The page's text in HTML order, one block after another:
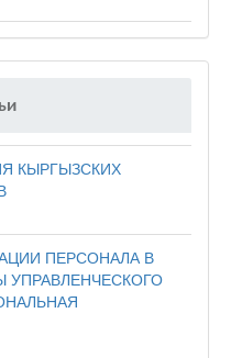
КЫРГЫЗСКИХ
ПЕРСОНАЛА В
УПРАВЛЕНЧЕСКОГО